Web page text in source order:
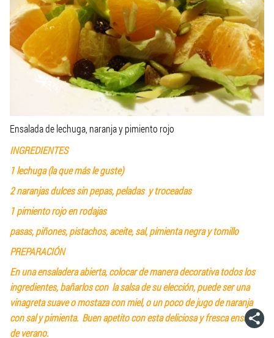
Ensalada de lechuga, naranja y pimiento rojo
INGREDIENTES
1 lechuga (la que más le guste)
2 naranjas dulces sin pepas, peladas y troceadas
1 pimiento rojo en rodajas
pasas, piñones, pistachos, aceite, sal, pimienta negra y tomillo
PREPARACIÓN
En una ensaladera abierta, colocar de manera decorativa todos los
ingredientes, bañarlos con la salsa de su elección, puede ser una
vinagreta suave o mostaza con miel, o un poco de jugo de naranja
con sal y pimienta. Buen apetito con esta deliciosa y fresca ensalada
de verano.